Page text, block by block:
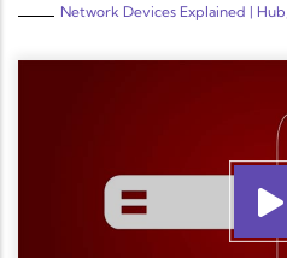
Network Devices Explained |